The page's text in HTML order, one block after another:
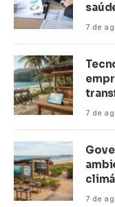
7 de
7 de
7 de